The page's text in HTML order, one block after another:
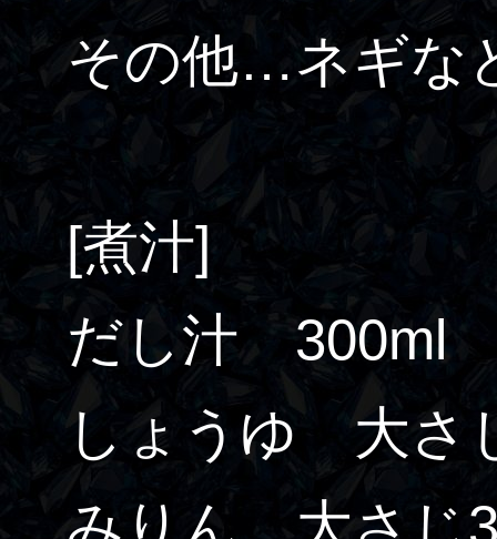
その他…ネギな
[煮汁]
だし汁 300ml
しょうゆ 大さ
みりん 大さじ